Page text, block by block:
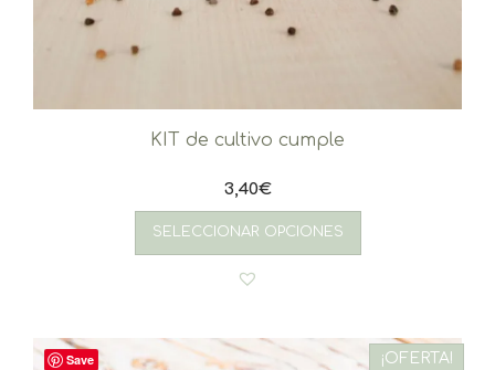
KIT de cultivo cumple
3,40€
SELECCIONAR OPCIONES
Save ¡OFERTA!